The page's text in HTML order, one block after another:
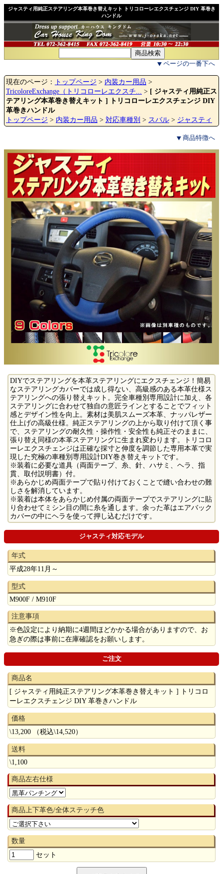
ジャスティ用純正ステアリング本革巻き替えキット トリコローレエクスチェンジ DIY 革巻き
ハンドル
ページの一番下へ
現在のページ： トップページ > 内装カー用品 >
TricoloreExchange（トリコローレエクスチ... > [ ジャスティ用純正ス
テアリング本革巻き替えキット ] トリコローレエクスチェンジ DIY
革巻きハンドル
トップページ > 内装カー用品 > 対応車種別 > スバル > ジャスティ
商品特徴へ
DIYでステアリングを本革ステアリングにエクスチェンジ！簡易
なステアリングカバーでは成し得ない、高級感のある本革仕様ス
テアリングへの張り替えキット。完全車種別専用設計に加え、各
ステアリングに合わせて独自の意匠ラインとすることでフィット
感とデザイン性を向上。素材は美肌スムーズ本革、ナッパレザー
仕上げの高級仕様。純正ステアリングの上から取り付けて頂く事
で、ステアリングの耐久性・操作性・安全性も純正そのままに、
張り替え同様の本革ステアリングに生まれ変わります。トリコロ
ーレエクスチェンジは正確な採寸と伸度を調節した専用本革で実
現した究極の車種別専用設計DIY巻き替えキットです。
※装着に必要な道具（両面テープ、糸、針、ハサミ、ヘラ、指
貫、取付説明書）付。
※あらかじめ両面テープで貼り付けておくことで縫い合わせの難
しさを解消しています。
※装着は本体をあらかじめ付属の両面テープでステアリングに貼
り合わせてミシン目の間に糸を通します。余った革はエアバック
カバーの中にヘラを使って押し込むだけです。
ジャスティ対応モデル
年式
平成28年11月～
型式
M900F / M910F
注意事項
※色設定により納期に4週間ほどかかる場合がありますので、お
急ぎの際は事前に在庫確認をお願いします。
ご注文
商品名
[ ジャスティ用純正ステアリング本革巻き替えキット ] トリコロ
ーレエクスチェンジ DIY 革巻きハンドル
価格
\13,200 （税込\14,520）
送料
\1,100
商品左右仕様
商品上下革色/全体ステッチ色
数量
セット